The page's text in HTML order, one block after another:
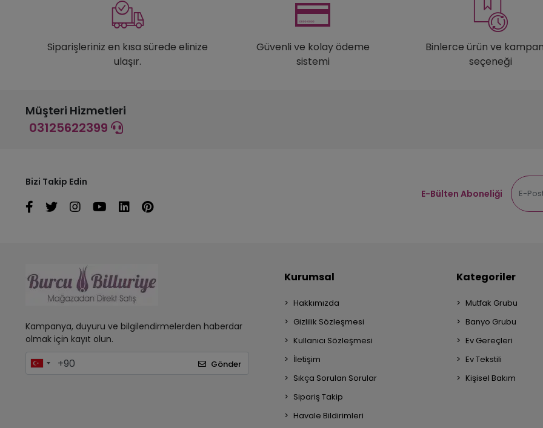
Siparişleriniz en kısa sürede elinize
ulaşır.
Güvenli ve kolay ödeme
sistemi
Binlerce ürün ve
seçeneği
Müşteri Hizmetleri
03125622399
Bizi Takip Edin
E-Bülten Aboneliği
Kampanya, duyuru ve bilgilendirmelerden haberdar
olmak için kayıt olun.
Gönder
Kurumsal
Hakkımızda
Gizlilik Sözleşmesi
Kullanıcı Sözleşmesi
İletişim
Sıkça Sorulan Sorular
Sipariş Takip
Havale Bildirimleri
Kategoriler
Mutfak Grubu
Banyo Grubu
Ev Gereçleri
Ev Tekstili
Kişisel Bakım